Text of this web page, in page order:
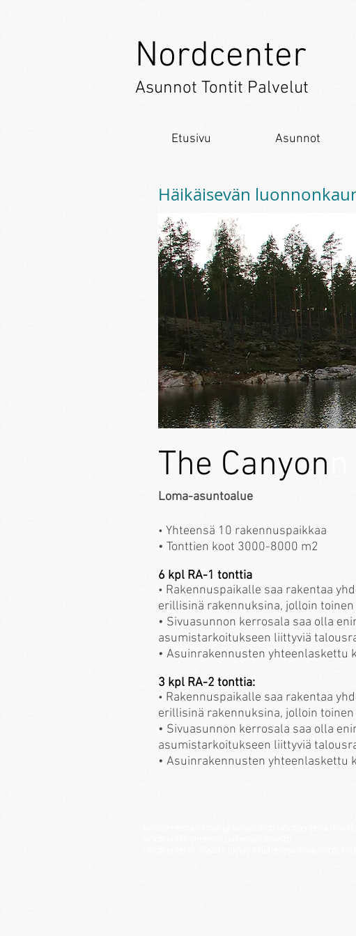
Nordcenter
Asunnot Tontit Palvelut
Etusivu Asunnot
Häikäisevän
The Canyon
Loma-asuntoalue
• Yhteensä 10 rakennuspaikkaa
• Tonttien koot 3000-8000 m2
6 kpl RA-1 tonttia
• Rakennuspaikalle saa rakentaa
erillisinä rakennuksina, jolloin
• Sivuasunnon kerrosala saa olla
asumistarkoitukseen liittyviä
• Asuinrakennusten yhteenlaskettu
3 kpl RA-2 tonttia:
• Rakennuspaikalle saa rakentaa
erillisinä rakennuksina, jolloin
• Sivuasunnon kerrosala saa olla
asumistarkoitukseen liittyviä
• Asuinrakennusten yhteenlaskettu